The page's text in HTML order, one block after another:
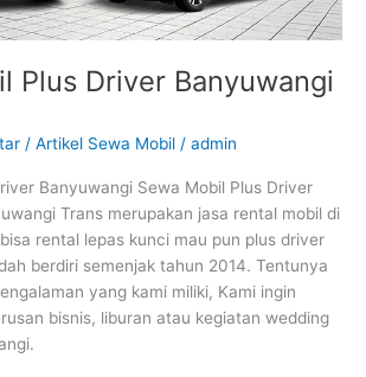
Plus Driver Banyuwangi
/ Artikel Sewa Mobil / admin
Banyuwangi Sewa Mobil Plus Driver
Trans merupakan jasa rental mobil di
rental lepas kunci mau pun plus driver
berdiri semenjak tahun 2014. Tentunya
yang kami miliki, Kami ingin
bisnis, liburan atau kegiatan wedding